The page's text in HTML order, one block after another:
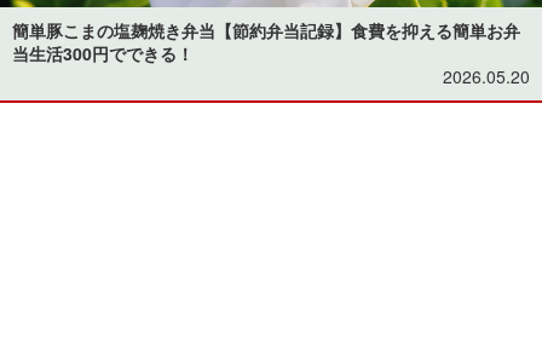
簡単豚こまの塩麹焼き弁当【節約弁当記録】食費を抑える簡単お弁
当生活300円でできる！
2026.05.20